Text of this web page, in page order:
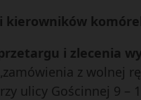
kierowników
i zlecenia
z wolnej
ulicy Gościnnej 9 –